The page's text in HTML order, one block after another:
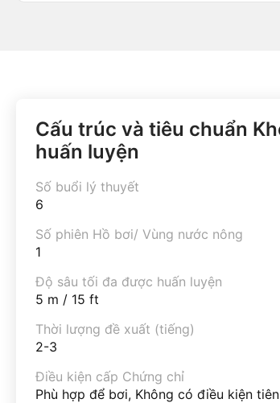
Cấu trúc và tiêu chuẩn
huấn luyện
Số buổi lý thuyết
6
Số phiên Hồ bơi/ Vùng nước nông
1
Độ sâu tối đa được huấn luyện
5 m / 15 ft
Thời lượng đề xuất (tiếng)
2-3
Điều kiện cấp Chứng chỉ
Phù hợp để bơi, Không có điều kiện